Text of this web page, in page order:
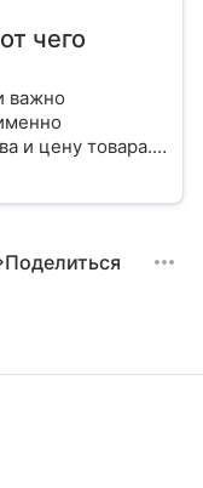
чего
важно
и цену товара.
рассчитать
Поделиться